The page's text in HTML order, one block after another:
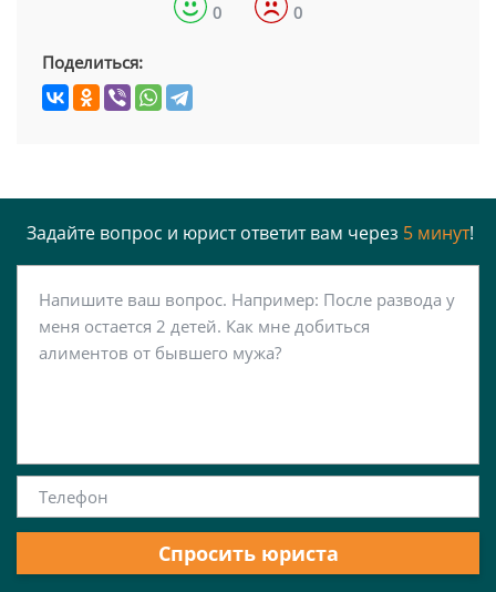
0 0
Поделиться:
Задайте вопрос и юрист ответит вам через 5 минут!
Спросить юриста